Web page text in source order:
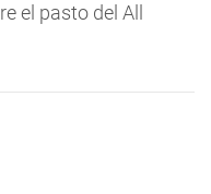
el pasto del All